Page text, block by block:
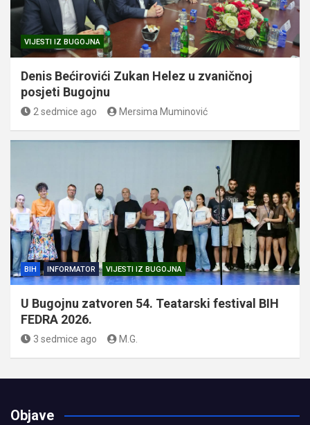
VIJESTI IZ BUGOJNA
Denis Bećirovići Zukan Helez u zvaničnoj
posjeti Bugojnu
2 sedmice ago Mersima Muminović
BIH INFORMATOR VIJESTI IZ BUGOJNA
U Bugojnu zatvoren 54. Teatarski festival BIH
FEDRA 2026.
3 sedmice ago M.G.
Objave